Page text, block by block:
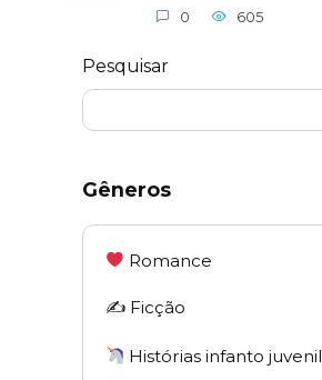
0 605
Pesquisar
Gêneros
Romance
✍️ Ficção
Histórias infanto juvenil